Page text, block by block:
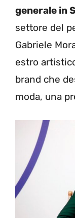
generale in
settore del
Gabriele
estro
brand che
moda, una